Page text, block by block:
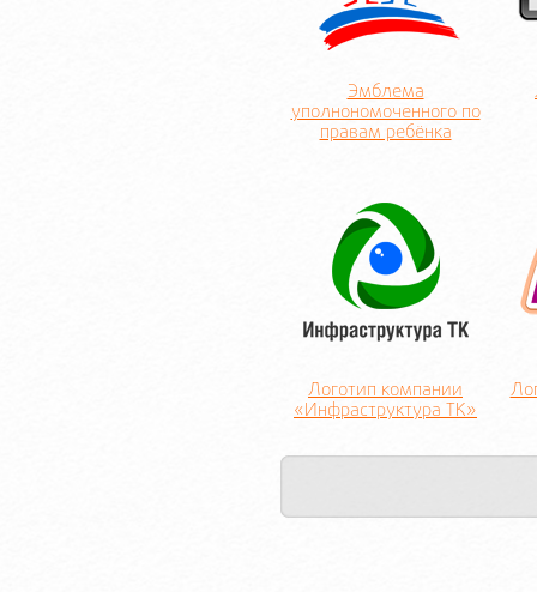
Эмблема
уполнономоченного по
правам ребёнка
Логотип компании
«Инфраструктура ТК»